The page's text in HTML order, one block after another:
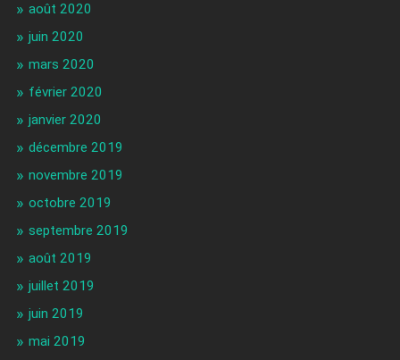
août 2020
juin 2020
mars 2020
février 2020
janvier 2020
décembre 2019
novembre 2019
octobre 2019
septembre 2019
août 2019
juillet 2019
juin 2019
mai 2019